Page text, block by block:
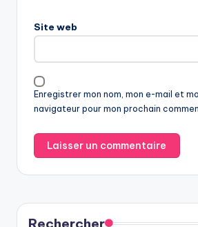
Site web
Enregistrer mon nom, mon e-mail et
navigateur pour mon prochain
Rechercher